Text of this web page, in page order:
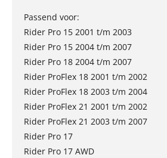
Passend voor:
Rider Pro 15 2001 t/m 2003
Rider Pro 15 2004 t/m 2007
Rider Pro 18 2004 t/m 2007
Rider ProFlex 18 2001 t/m 2002
Rider ProFlex 18 2003 t/m 2004
Rider ProFlex 21 2001 t/m 2002
Rider ProFlex 21 2003 t/m 2007
Rider Pro 17
Rider Pro 17 AWD